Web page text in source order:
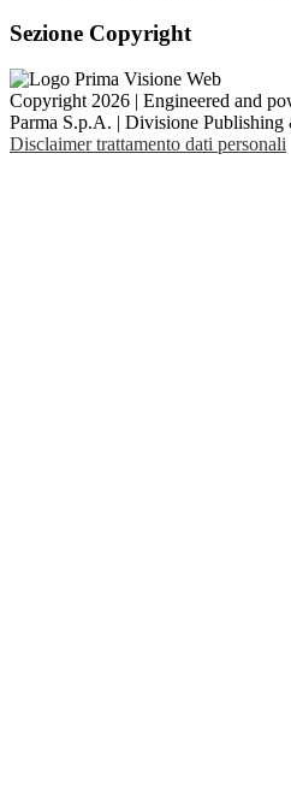
Sezione Copyright
Copyright 2026 | Engineered and
Parma S.p.A. | Divisione
Disclaimer trattamento dati personali